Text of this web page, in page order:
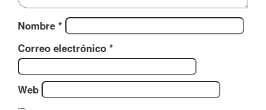
Nombre *
Correo electrónico *
Web